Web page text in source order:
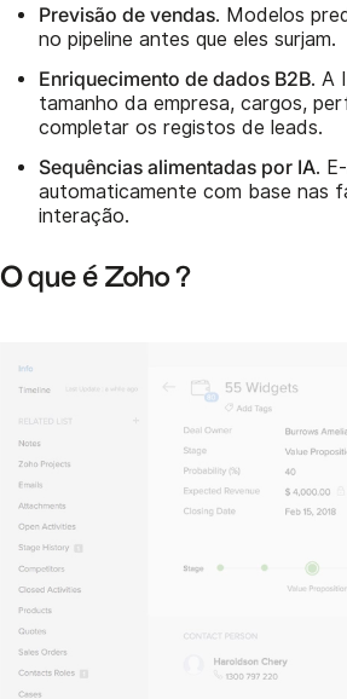
Previsão de vendas. Modelos
no pipeline antes que eles surjam.
Enriquecimento de dados B2B. A
tamanho da empresa, cargos,
completar os registos de leads.
Sequências alimentadas por IA.
automaticamente com base nas
interação.
O que é Zoho ?